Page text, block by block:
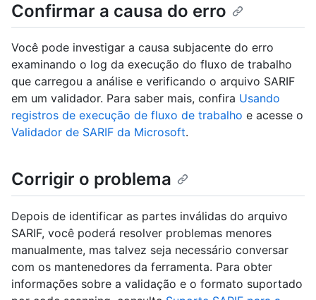
Confirmar a causa do erro
Você pode investigar a causa subjacente do erro
examinando o log da execução do fluxo de trabalho
que carregou a análise e verificando o arquivo SARIF
em um validador. Para saber mais, confira Usando
registros de execução de fluxo de trabalho e acesse o
Validador de SARIF da Microsoft.
Corrigir o problema
Depois de identificar as partes inválidas do arquivo
SARIF, você poderá resolver problemas menores
manualmente, mas talvez seja necessário conversar
com os mantenedores da ferramenta. Para obter
informações sobre a validação e o formato suportado